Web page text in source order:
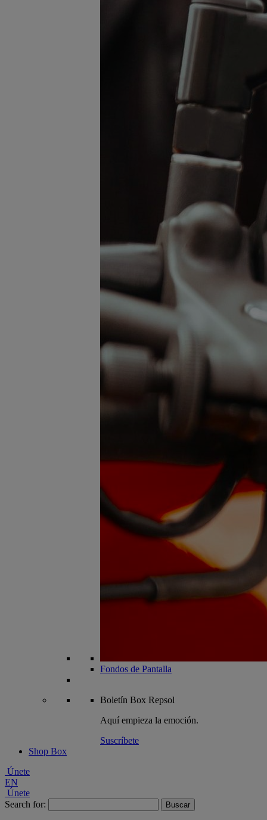
Fondos de Pantalla
Boletín Box Repsol
Aquí empieza la emoción.
Suscríbete
Shop Box
Únete
EN
Únete
Search for: